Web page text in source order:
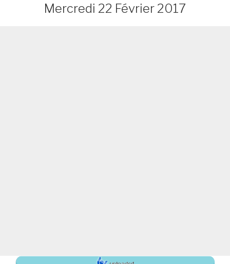
Mercredi 22 Février 2017